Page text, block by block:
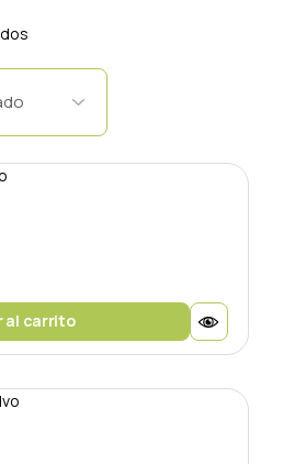
al carrito